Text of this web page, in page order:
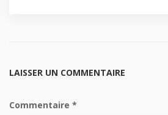
LAISSER UN COMMENTAIRE
Commentaire *